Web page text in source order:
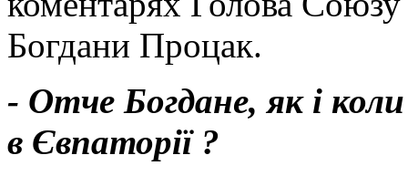
Богдани Процак.
- Отче Богдане, як і
в Євпаторії ?